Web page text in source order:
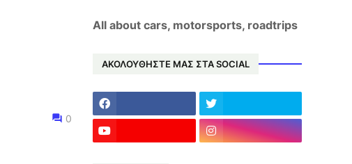
0
All about cars, motorsports, roadtrips
ΑΚΟΛΟΥΘΗΣΤΕ ΜΑΣ ΣΤΑ SOCIAL